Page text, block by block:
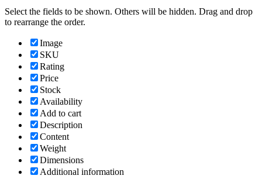
Select the fields to be shown. Others will be hidden. Drag and drop
to rearrange the order.
Image
SKU
Rating
Price
Stock
Availability
Add to cart
Description
Content
Weight
Dimensions
Additional information